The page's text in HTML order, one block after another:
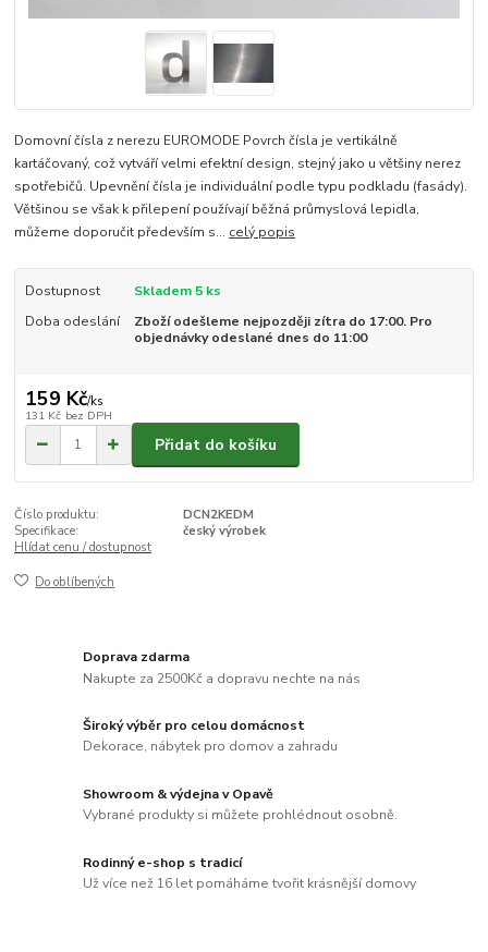
Domovní čísla z nerezu EUROMODE Povrch čísla je vertikálně
kartáčovaný, což vytváří velmi efektní design, stejný jako u většiny nerez
spotřebičů. Upevnění čísla je individuální podle typu podkladu (fasády).
Většinou se však k přilepení používají běžná průmyslová lepidla,
můžeme doporučit především s... celý popis
Dostupnost
Skladem 5 ks
Doba odeslání
Zboží odešleme nejpozději zítra do 17:00. Pro
objednávky odeslané dnes do 11:00
159 Kč/ks
131 Kč bez DPH
Přidat do košíku
Číslo produktu:
DCN2KEDM
Specifikace:
český výrobek
Hlídat cenu / dostupnost
Do oblíbených
Doprava zdarma
Nakupte za 2500Kč a dopravu nechte na nás
Široký výběr pro celou domácnost
Dekorace, nábytek pro domov a zahradu
Showroom & výdejna v Opavě
Vybrané produkty si můžete prohlédnout osobně.
Rodinný e-shop s tradicí
Už více než 16 let pomáháme tvořit krásnější domovy